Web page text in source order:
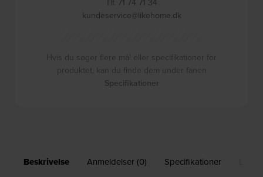
Beskrivelse Anmeldelser (0) Specifikationer
kundeservice@likehome.dk
Hvis du søger flere mål eller specifikationer for
produktet, kan du finde dem under fanen
Specifikationer